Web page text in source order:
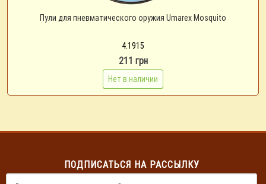
Пули для пневматического оружия Umarex Mosquito
4.1915
211 грн
Нет в наличии
ПОДПИСАТЬСЯ НА РАССЫЛКУ